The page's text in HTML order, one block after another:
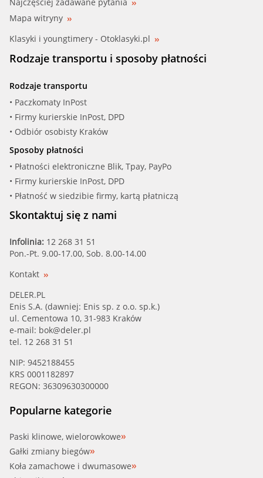
Mapa witryny
Klasyki i youngtimery - Otoklasyki.pl
Rodzaje transportu i sposoby płatności
Rodzaje transportu
• Paczkomaty InPost
• Firmy kurierskie InPost, DPD
• Odbiór osobisty Kraków
Sposoby płatności
• Płatności elektroniczne Blik, Tpay, PayPo
• Firmy kurierskie InPost, DPD
• Płatność w siedzibie firmy, kartą płatniczą
Skontaktuj się z nami
Infolinia: 12 268 31 51
Pon.-Pt. 9.00-17.00, Sob. 8.00-14.00
Kontakt
DELER.PL
Enis S.A. (dawniej: Enis sp. z o.o. sp.k.)
ul. Cementowa 10, 31-983 Kraków
e-mail: bok@deler.pl
tel. 12 268 31 51
NIP: 9452188455
KRS 0001182897
REGON: 36309630300000
Popularne kategorie
Paski klinowe, wielorowkowe
Gałki zmiany biegów
Koła zamachowe i dwumasowe